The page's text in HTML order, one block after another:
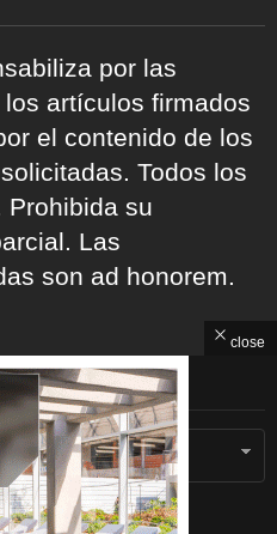
por las
artículos firmados
el contenido de los
Todos los
Prohibida su
Las
son ad honorem.
close